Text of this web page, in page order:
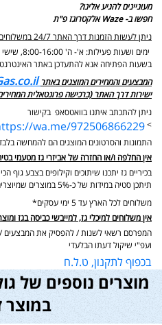
מעוניינים להגיע אלינו?
חפשו ב- Waze אלקטרוגז פ"ת
ניתן לעשות הזמנות דרך האתר 24/7 במשלוחים לכל הארץ
ימים ושעות פעילות: א'- ה' 8:00-16:00, שישי שבת - סגור,
בשעות הפתיחה אנא להתעדכן באתר
המבצעים והמחירים המוצגים באתר
ישירות דרך האתר (ברכישה פרונטאלית
ניתן להתכתב איתנו בוואטסאפ בקישור
>
wa.me/972506866229
התמונות והסרטונים המוצגים הם להמחשה
אין החלפה ו/או החזרה של אביזרי גז מטעמי
בכיריים גז יתכנו שיתוכים וקילופים בצבע
תיתכן סטיה במידות של כ-5% במוצרים שמיוצרים / מורכבים בעבודת יד
משלוחים לכל הארץ עד 5 ימי עסקים*
אין משלוחים למיכלי גז, למייבשי כביסה בגז
המפרסם רשאי לשנות / להפסיק את המבצעים
ועפ"י שיקול דעתו הבלעדי
בכפוף לתקנון, ט.ל.ח
מוצרים נוספים של
במוצר